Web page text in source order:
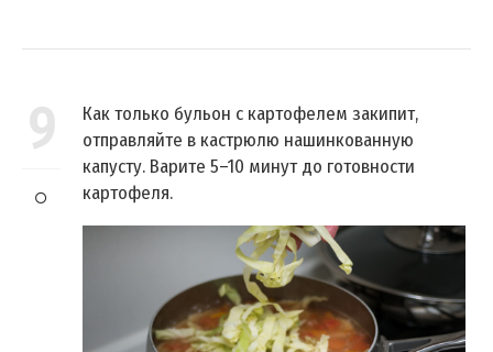
9
Как только бульон с картофелем закипит,
отправляйте в кастрюлю нашинкованную
капусту. Варите 5–10 минут до готовности
картофеля.